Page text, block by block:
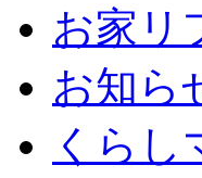
お家リ
お知ら
くらし